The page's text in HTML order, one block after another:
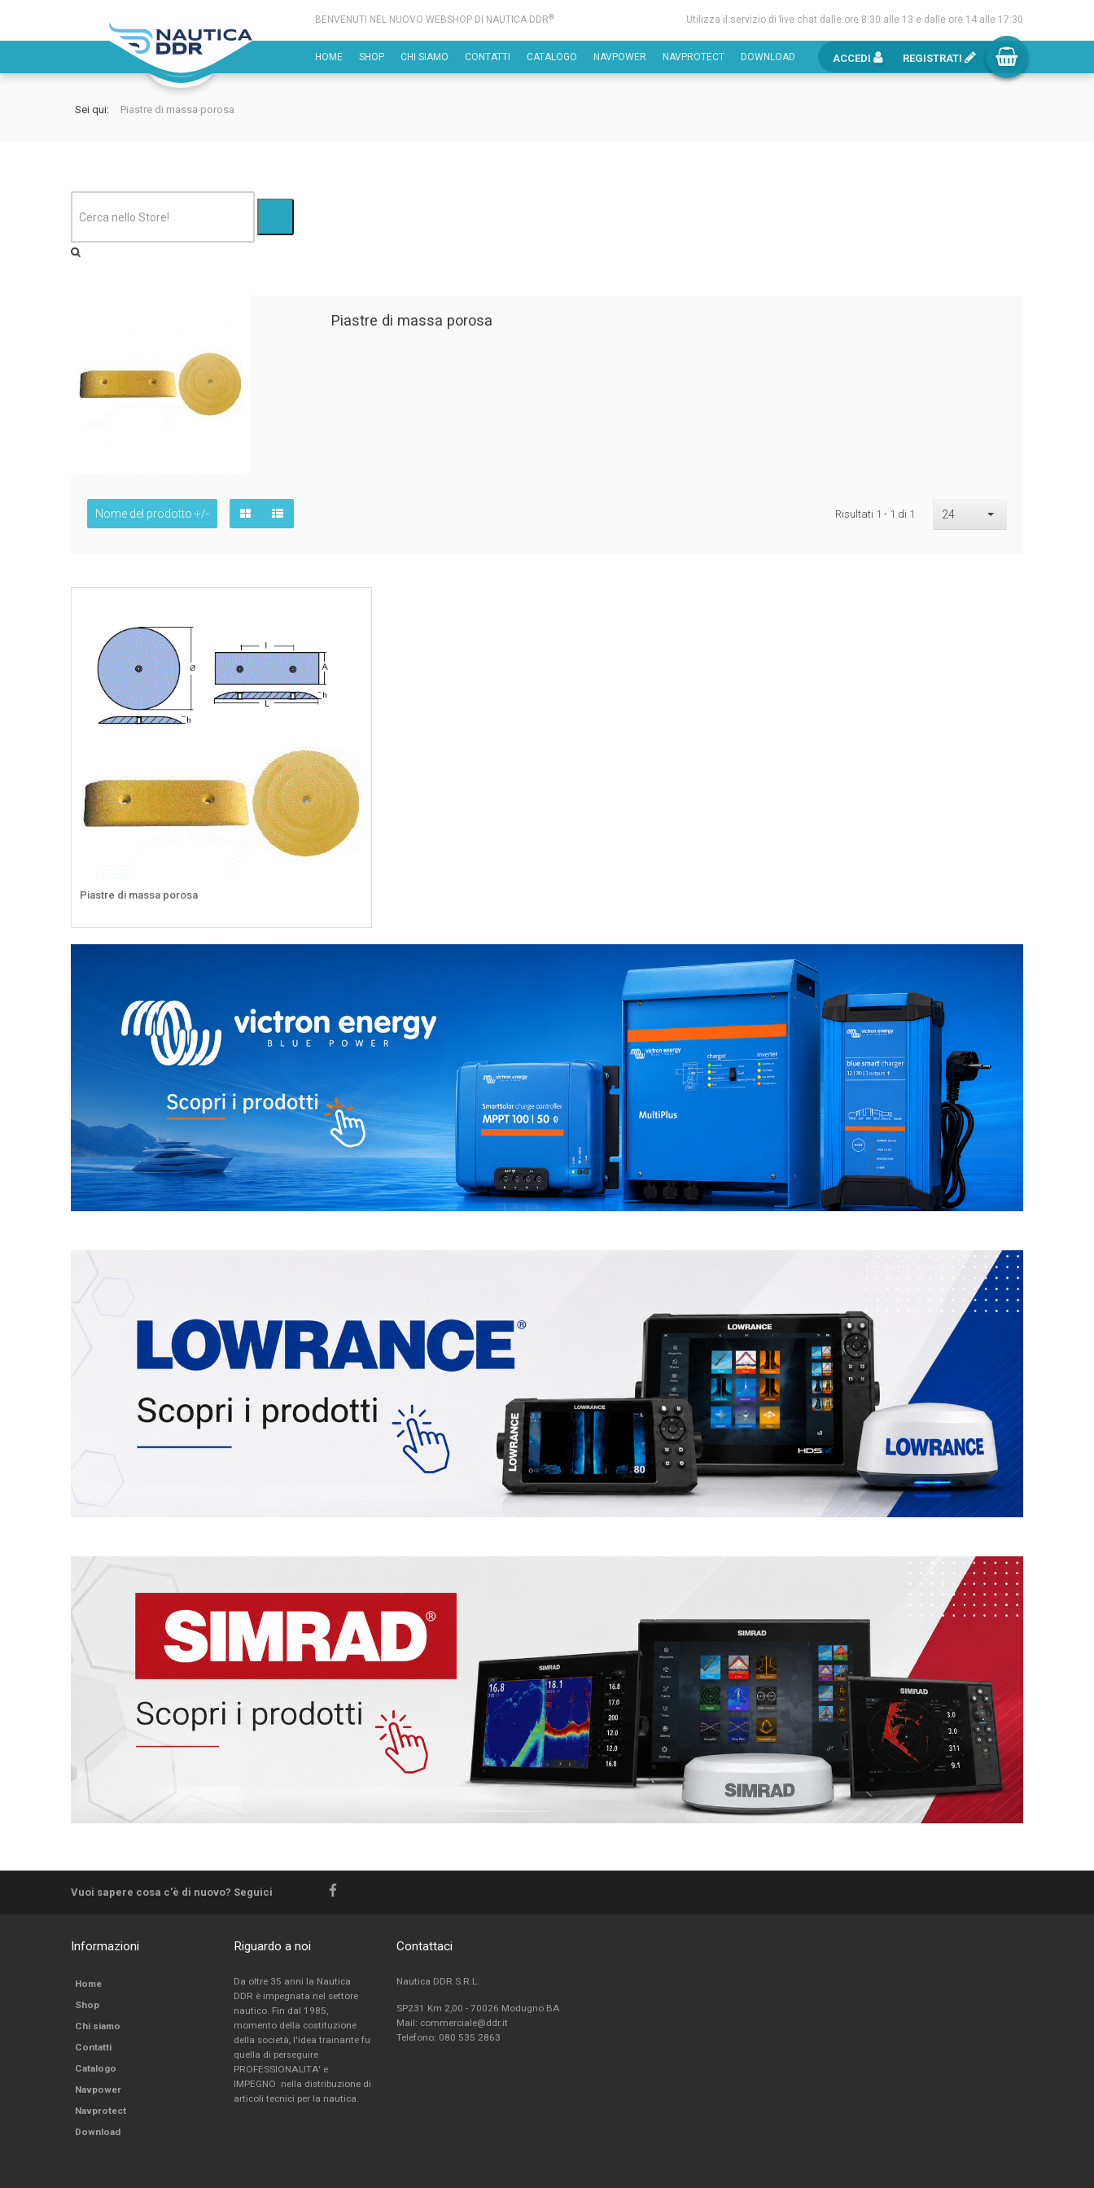
BENVENUTI NEL NUOVO WEBSHOP DI NAUTICA DDR® Utilizza il servizio di live chat dalle ore 8:30 alle 13 e dalle ore 14 alle 17:30
HOME SHOP CHI SIAMO CONTATTI CATALOGO NAVPOWER NAVPROTECT DOWNLOAD ACCEDI REGISTRATI
Sei qui: Piastre di massa porosa
Piastre di massa porosa
Nome del prodotto +/- Risultati 1 - 1 di 1 24
Piastre di massa porosa
Vuoi sapere cosa c'è di nuovo? Seguici
Informazioni
Home
Shop
Chi siamo
Contatti
Catalogo
Navpower
Navprotect
Download
Riguardo a noi
Da oltre 35 anni la Nautica
DDR è impegnata nel settore
nautico. Fin dal 1985,
momento della costituzione
della società, l'idea trainante fu
quella di perseguire
PROFESSIONALITA' e
IMPEGNO nella distribuzione di
articoli tecnici per la nautica.
Contattaci
Nautica DDR S.R.L.
SP231 Km 2,00 - 70026 Modugno BA
Mail: commerciale@ddr.it
Telefono: 080 535 2863